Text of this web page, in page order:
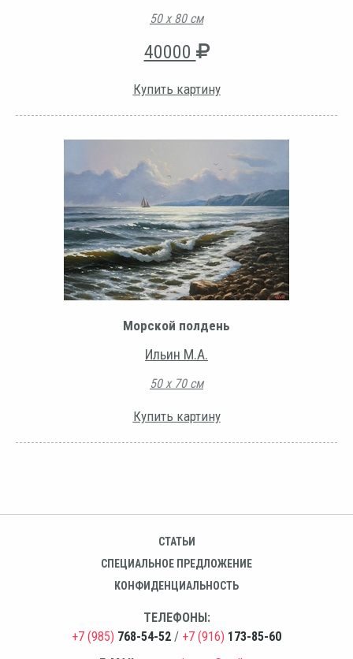
50 х 80 см
40000
Купить картину
Морской полдень
Ильин М.А.
50 х 70 см
Купить картину
СТАТЬИ
СПЕЦИАЛЬНОЕ ПРЕДЛОЖЕНИЕ
КОНФИДЕНЦИАЛЬНОСТЬ
ТЕЛЕФОНЫ:
+7 (985) 768-54-52 / +7 (916) 173-85-60